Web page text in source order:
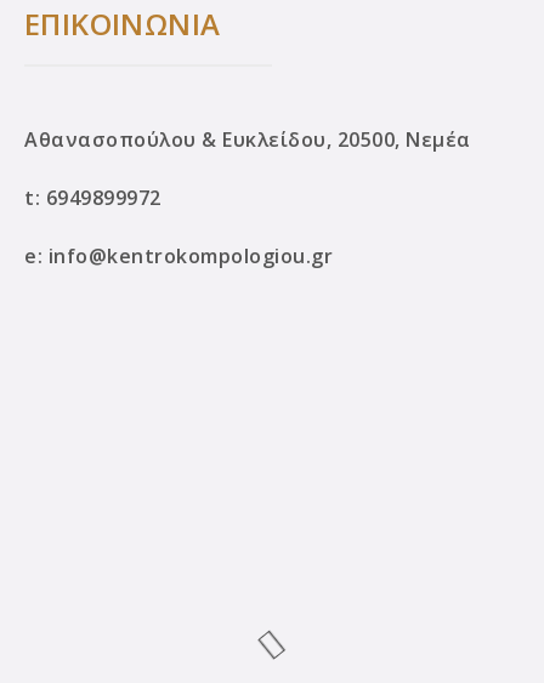
ΕΠΙΚΟΙΝΩΝΙΑ
Αθανασοπούλου & Ευκλείδου, 20500, Νεμέα
t: 6949899972
e: info@kentrokompologiou.gr